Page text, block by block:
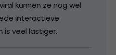
kunnen ze nog wel
interactieve
is veel lastiger.